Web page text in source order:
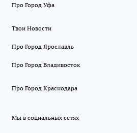
Про Город Уфа
Твои Новости
Про Город Ярославль
Про Город Владивосток
Про Город Краснодара
Мы в социальных сетях